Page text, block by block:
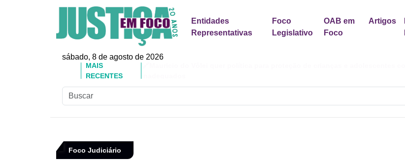
Entidades
Representativas
Foco
Legislativo
OAB em
Foco
Artigos
sábado, 8 de agosto de 2026
MAIS
RECENTES
Foco Judiciário